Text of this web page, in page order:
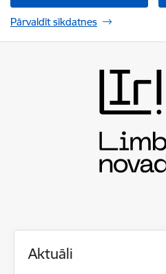
Pārvaldīt sīkdatnes
Aktuāli